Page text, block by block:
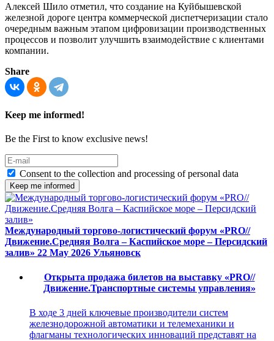
Алексей Шило отметил, что создание на Куйбышевской
железной дороге центра коммерческой диспетчеризации стало
очередным важным этапом цифровизации производственных
процессов и позволит улучшить взаимодействие с клиентами
компании.
Share
Keep me informed!
Be the First to know exclusive news!
Consent to the collection and processing of personal data
Keep me informed
Международный торгово-логистический форум «PRO//
Движение.Средняя Волга – Каспийское море – Персидский
залив» 22 May 2026 Ульяновск
Открыта продажа билетов на выставку «PRO//
Движение.Транспортные системы управления»
В ходе 3 дней ключевые производители систем
железнодорожной автоматики и телемеханики и
флагманы технологических инноваций представят на